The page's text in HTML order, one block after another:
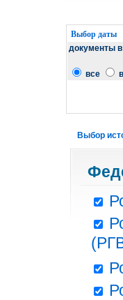
Выбор даты
документы
все
Выбор